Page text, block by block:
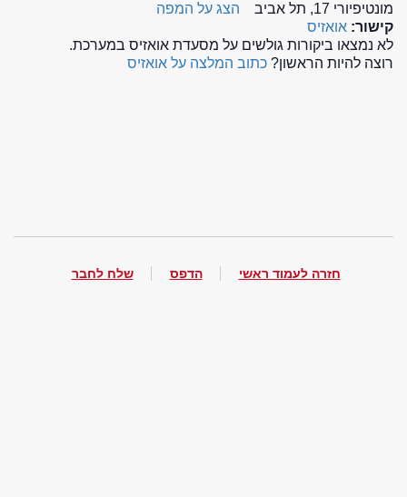
מונטיפיורי 17, תל אביב
הצג על המפה
קישור: אואזיס
לא נמצאו ביקורות גולשים על מסעדת אואזיס במערכת.
רוצה להיות הראשון? כתוב המלצה על אואזיס
חזרה לעמוד ראשי הדפס שלח לחבר